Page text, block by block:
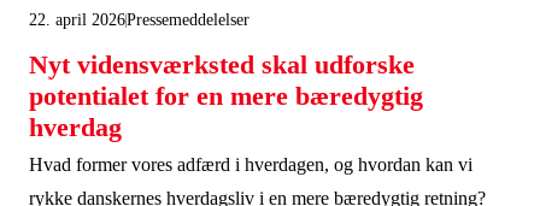
22. april 2026Pressemeddelelser
Nyt vidensværksted skal udforske
potentialet for en mere bæredygtig
hverdag
Hvad former vores adfærd i hverdagen, og hvordan kan vi
rykke danskernes hverdagsliv i en mere bæredygtig retning?